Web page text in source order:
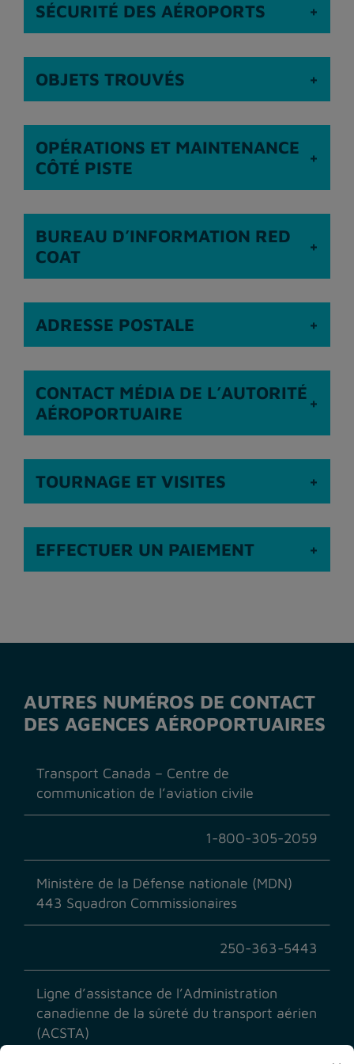
SÉCURITÉ DES AÉROPORTS
OBJETS TROUVÉS
OPÉRATIONS ET MAINTENANCE
CÔTÉ PISTE
BUREAU D’INFORMATION RED
COAT
ADRESSE POSTALE
CONTACT MÉDIA DE L’AUTORITÉ
AÉROPORTUAIRE
TOURNAGE ET VISITES
EFFECTUER UN PAIEMENT
AUTRES NUMÉROS DE CONTACT
DES AGENCES AÉROPORTUAIRES
Transport Canada – Centre de
communication de l’aviation civile
1-800-305-2059
Ministère de la Défense nationale (MDN)
443 Squadron Commissionaires
250-363-5443
Ligne d’assistance de l’Administration
canadienne de la sûreté du transport aérien
(ACSTA)